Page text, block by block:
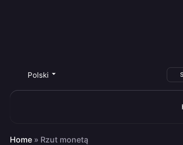
Polski
Home » Rzut monetą